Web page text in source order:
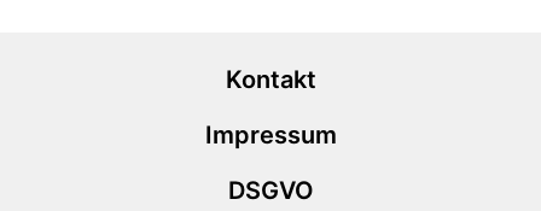
Kontakt
Impressum
DSGVO